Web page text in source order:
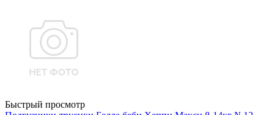
Быстрый просмотр